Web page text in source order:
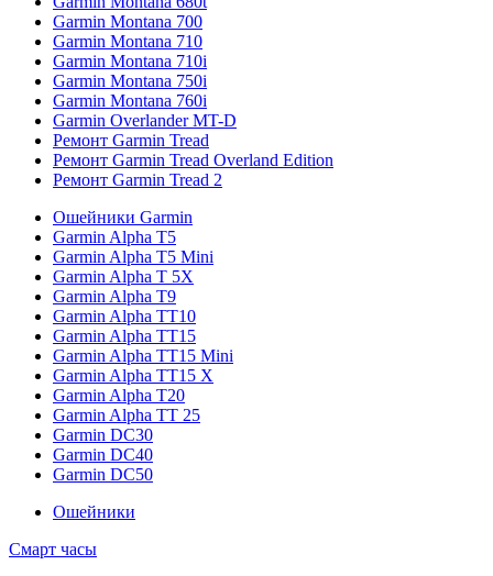
Garmin Montana 700
Garmin Montana 710
Garmin Montana 710i
Garmin Montana 750i
Garmin Montana 760i
Garmin Overlander MT-D
Ремонт Garmin Tread
Ремонт Garmin Tread Overland Edition
Ремонт Garmin Tread 2
Ошейники Garmin
Garmin Alpha T5
Garmin Alpha T5 Mini
Garmin Alpha T 5X
Garmin Alpha T9
Garmin Alpha TT10
Garmin Alpha TT15
Garmin Alpha TT15 Mini
Garmin Alpha TT15 X
Garmin Alpha T20
Garmin Alpha TT 25
Garmin DC30
Garmin DC40
Garmin DC50
Ошейники
Смарт часы